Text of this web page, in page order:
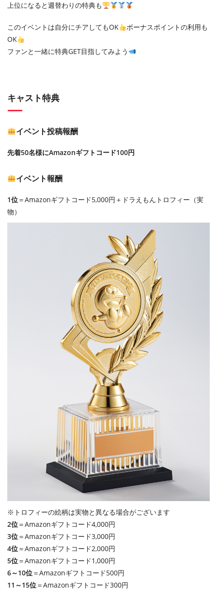
上位になると週替わりの特典も
このイベントは自分にチアしてもOK
ボーナスポイントの利用も
OK
ファンと一緒に特典GET目指してみよう
キャスト特典
イベント投稿報酬
先着50名様にAmazonギフトコード100円
イベント報酬
1位＝Amazonギフトコード5,000円＋ドラえもんトロフィー（実
物）
※トロフィーの絵柄は実物と異なる場合がございます
2位＝Amazonギフトコード4,000円
3位＝Amazonギフトコード3,000円
4位＝Amazonギフトコード2,000円
5位＝Amazonギフトコード1,000円
6～10位＝Amazonギフトコード500円
11～15位＝Amazonギフトコード300円